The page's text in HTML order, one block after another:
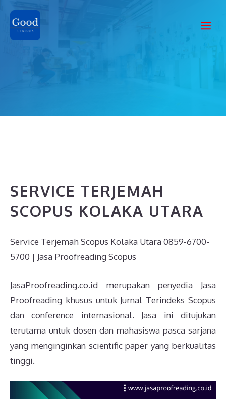
content
SERVICE TERJEMAH
SCOPUS KOLAKA UTARA
Service Terjemah Scopus Kolaka Utara 0859-6700-
5700 | Jasa Proofreading Scopus
JasaProofreading.co.id merupakan penyedia Jasa
Proofreading khusus untuk Jurnal Terindeks Scopus
dan conference internasional. Jasa ini ditujukan
terutama untuk dosen dan mahasiswa pasca sarjana
yang menginginkan scientific paper yang berkualitas
tinggi.